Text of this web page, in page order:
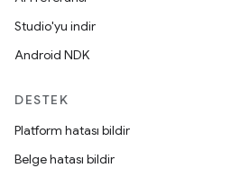
Studio'yu indir
Android NDK
DESTEK
Platform hatası bildir
Belge hatası bildir